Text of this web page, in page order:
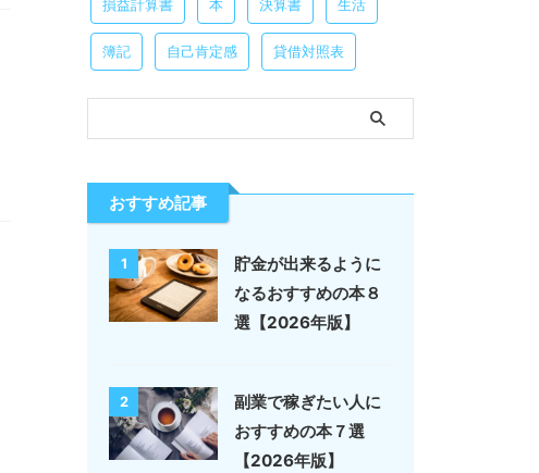
損益計算書 本 決算書 生活
簿記 自己肯定感 貸借対照表
おすすめ記事
1
貯金が出来るように
なるおすすめの本８
選【2026年版】
2
副業で稼ぎたい人に
おすすめの本７選
【2026年版】